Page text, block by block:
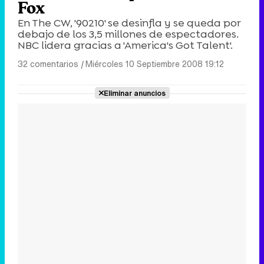
Fox
En The CW, '90210' se desinfla y se queda por
debajo de los 3,5 millones de espectadores.
NBC lidera gracias a 'America's Got Talent'.
32 comentarios |Miércoles 10 Septiembre 2008 19:12
Eliminar anuncios